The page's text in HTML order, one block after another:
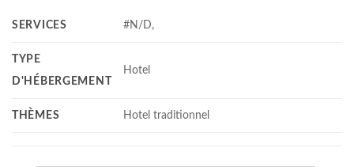
SERVICES #N/D,
TYPE
D'HÉBERGEMENT
Hotel
THÈMES Hotel traditionnel